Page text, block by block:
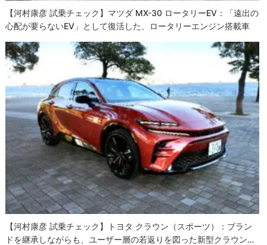
【河村康彦 試乗チェック】マツダ MX-30 ロータリーEV：「遠出の
心配が要らないEV」として復活した、ロータリーエンジン搭載車
【河村康彦 試乗チェック】トヨタ クラウン（スポーツ）：ブラン
ドを継承しながらも、ユーザー層の若返りを図った新型クラウン…